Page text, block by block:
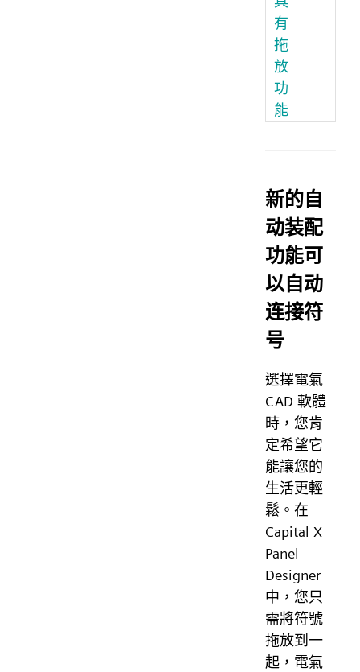
有
拖
放
功
能
新的自
动装配
功能可
以自动
连接符
号
選擇電氣
CAD 軟體
時，您肯
定希望它
能讓您的
生活更輕
鬆。在
Capital X
Panel
Designer
中，您只
需將符號
拖放到一
起，電氣